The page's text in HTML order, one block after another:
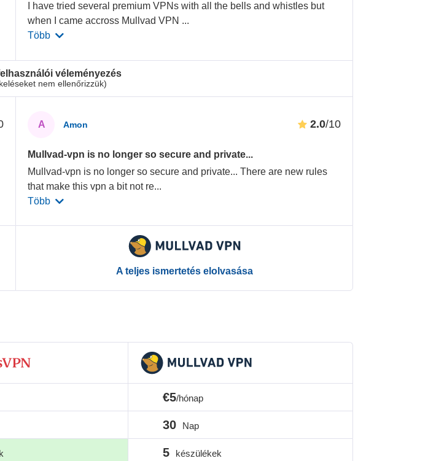
véleményezés
nem ellenőrizzük)
I have tried several premium VPNs with all the bells and whistles but
when I came accross Mullvad VPN ...
Több
A Amon 2.0/10
Mullvad-vpn is no longer so secure and private...
Mullvad-vpn is no longer so secure and private... There are new rules
that make this vpn a bit not re...
Több
A teljes ismertetés elolvasása
€5/hónap
30 Nap
5 készülékek